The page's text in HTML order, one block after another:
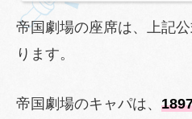
帝国劇場の座席は、上記
ります。
帝国劇場のキャパは、